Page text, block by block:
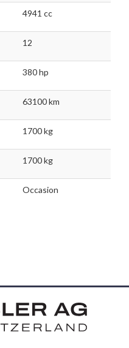
4941 cc
12
380 hp
63100 km
1700 kg
1700 kg
Occasion